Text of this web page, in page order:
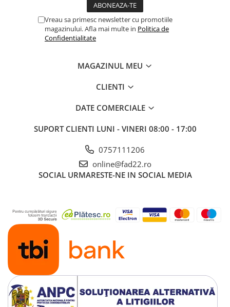
Garduri metalice
Aparate de spalat cu presiune
Aspiratoar, suflante si
Masini de tuns iarba, trimmere si
Accesorii si unelte pentru gradina
Solutii curatare
Echipamente de protectie si
imbracaminte
Incaltaminte
Accesorii echipament
Imbracaminte
Manusi
Vreau sa primesc newsletter cu promotiile
magazinului. Afla mai multe in Politica de
Confidentialitate
MAGAZINUL MEU
CLIENTI
DATE COMERCIALE
SUPORT CLIENTI LUNI - VINERI 08:00 - 17:00
0757111206
online@fad22.ro
SOCIAL URMARESTE-NE IN SOCIAL MEDIA